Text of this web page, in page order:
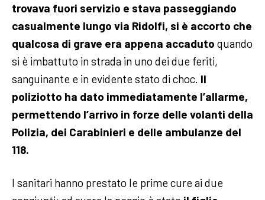
trovava fuori servizio e stava passeggiando
casualmente lungo via Ridolfi, si è accorto che
qualcosa di grave era appena accaduto quando
si è imbattuto in strada in uno dei due feriti,
sanguinante e in evidente stato di choc. Il
poliziotto ha dato immediatamente l’allarme,
permettendo l’arrivo in forze delle volanti della
Polizia, dei Carabinieri e delle ambulanze del
118.
I sanitari hanno prestato le prime cure ai due